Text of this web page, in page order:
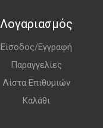
Λογαριασμός
Είσοδος/Εγγραφή
Παραγγελίες
Λίστα Επιθυμιών
Καλάθι